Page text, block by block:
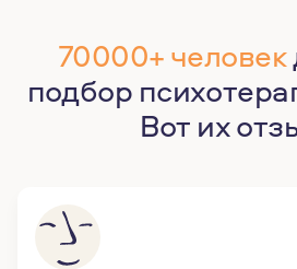
70000+ человек
подбор
Вот их